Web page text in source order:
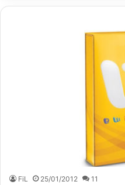
FiL 25/01/2012 11